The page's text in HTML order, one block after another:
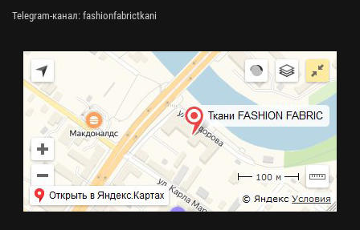
Telegram-канал: fashionfabrictkani